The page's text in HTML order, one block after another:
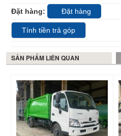
Đặt hàng:
Đặt hàng
Tính tiền trả góp
SẢN PHẨM LIÊN QUAN